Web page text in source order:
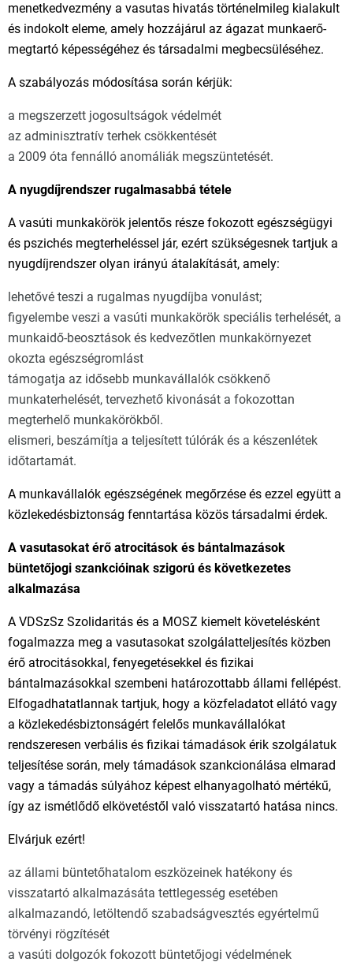
menetkedvezmény a vasutas hivatás történelmileg kialakult
és indokolt eleme, amely hozzájárul az ágazat munkaerő-
megtartó képességéhez és társadalmi megbecsüléséhez.
A szabályozás módosítása során kérjük:
a megszerzett jogosultságok védelmét
az adminisztratív terhek csökkentését
a 2009 óta fennálló anomáliák megszüntetését.
A nyugdíjrendszer rugalmasabbá tétele
A vasúti munkakörök jelentős része fokozott egészségügyi
és pszichés megterheléssel jár, ezért szükségesnek tartjuk a
nyugdíjrendszer olyan irányú átalakítását, amely:
lehetővé teszi a rugalmas nyugdíjba vonulást;
figyelembe veszi a vasúti munkakörök speciális terhelését, a
munkaidő-beosztások és kedvezőtlen munkakörnyezet
okozta egészségromlást
támogatja az idősebb munkavállalók csökkenő
munkaterhelését, tervezhető kivonását a fokozottan
megterhelő munkakörökből.
elismeri, beszámítja a teljesített túlórák és a készenlétek
időtartamát.
A munkavállalók egészségének megőrzése és ezzel együtt a
közlekedésbiztonság fenntartása közös társadalmi érdek.
A vasutasokat érő atrocitások és bántalmazások
büntetőjogi szankcióinak szigorú és következetes
alkalmazása
A VDSzSz Szolidaritás és a MOSZ kiemelt követelésként
fogalmazza meg a vasutasokat szolgálatteljesítés közben
érő atrocitásokkal, fenyegetésekkel és fizikai
bántalmazásokkal szembeni határozottabb állami fellépést.
Elfogadhatatlannak tartjuk, hogy a közfeladatot ellátó vagy
a közlekedésbiztonságért felelős munkavállalókat
rendszeresen verbális és fizikai támadások érik szolgálatuk
teljesítése során, mely támadások szankcionálása elmarad
vagy a támadás súlyához képest elhanyagolható mértékű,
így az ismétlődő elkövetéstől való visszatartó hatása nincs.
Elvárjuk ezért!
az állami büntetőhatalom eszközeinek hatékony és
visszatartó alkalmazásáta tettlegesség esetében
alkalmazandó, letöltendő szabadságvesztés egyértelmű
törvényi rögzítését
a vasúti dolgozók fokozott büntetőjogi védelmének